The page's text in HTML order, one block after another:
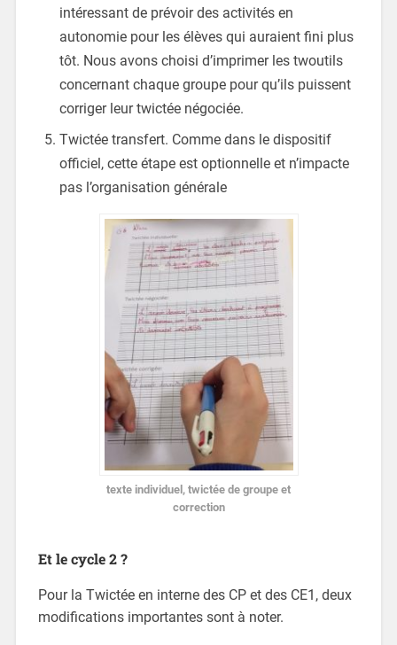
intéressant de prévoir des activités en
autonomie pour les élèves qui auraient fini plus
tôt. Nous avons choisi d’imprimer les twoutils
concernant chaque groupe pour qu’ils puissent
corriger leur twictée négociée.
Twictée transfert. Comme dans le dispositif
officiel, cette étape est optionnelle et n’impacte
pas l’organisation générale
texte individuel, twictée de groupe et
correction
Et le cycle 2 ?
Pour la Twictée en interne des CP et des CE1, deux
modifications importantes sont à noter.